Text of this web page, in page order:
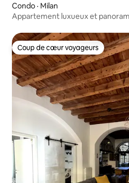
Condo · Milan
Appartement luxueux et
Coup de cœur voyageurs
Coup de cœur voyageurs